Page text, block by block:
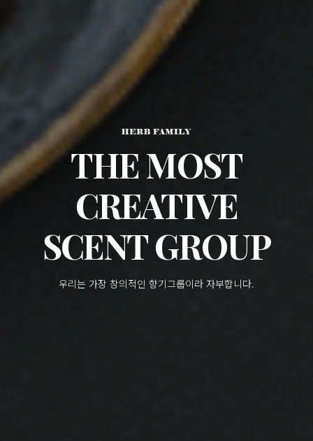
THE MOST
CREATIVE
SCENT GROUP
우리는 가장 창의적인 향기그룹이라 자부합니다.